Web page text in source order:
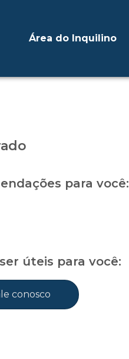
Área do Inquilino
para você:
úteis para você:
conosco